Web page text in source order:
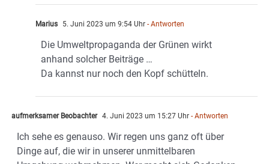
Marius 5. Juni 2023 um 9:54 Uhr - Antworten
Die Umweltpropaganda der Grünen wirkt
anhand solcher Beiträge …
Da kannst nur noch den Kopf schütteln.
aufmerksamer Beobachter 4. Juni 2023 um 15:27 Uhr - Antworten
Ich sehe es genauso. Wir regen uns ganz oft über
Dinge auf, die wir in unserer unmittelbaren